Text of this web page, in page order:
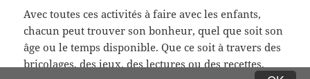
Avec toutes ces activités à faire avec les enfants,
chacun peut trouver son bonheur, quel que soit son
âge ou le temps disponible. Que ce soit à travers des
bricolages, des jeux, des lectures ou des recettes,